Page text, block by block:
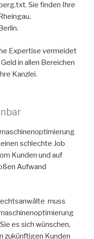
Sie finden Ihre
Expertise vermeidet
in allen Bereichen
Kanzlei.
schlechte Job
Kunden und auf
Aufwand
muss
es sich wünschen,
zukünftigen Kunden